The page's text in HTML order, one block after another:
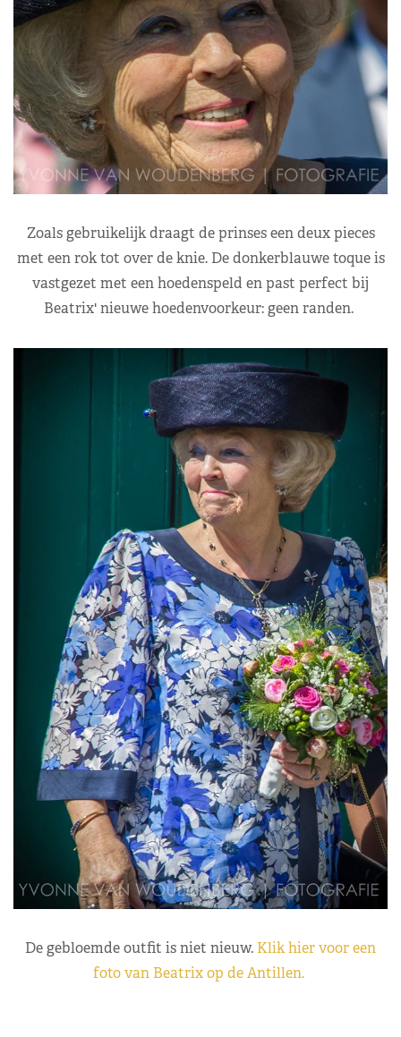
Zoals gebruikelijk draagt de prinses een deux pieces
met een rok tot over de knie. De donkerblauwe toque is
vastgezet met een hoedenspeld en past perfect bij
Beatrix' nieuwe hoedenvoorkeur: geen randen.
De gebloemde outfit is niet nieuw. Klik hier voor een
foto van Beatrix op de Antillen.